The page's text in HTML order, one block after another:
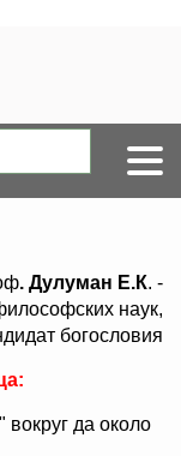
. Дулуман Е.К. -
наук,
богословия
вокруг да около